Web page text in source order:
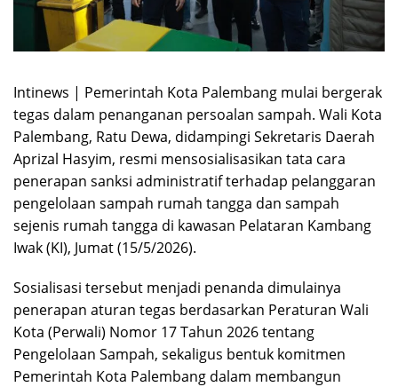
Intinews | Pemerintah Kota Palembang mulai bergerak
tegas dalam penanganan persoalan sampah. Wali Kota
Palembang, Ratu Dewa, didampingi Sekretaris Daerah
Aprizal Hasyim, resmi mensosialisasikan tata cara
penerapan sanksi administratif terhadap pelanggaran
pengelolaan sampah rumah tangga dan sampah
sejenis rumah tangga di kawasan Pelataran Kambang
Iwak (KI), Jumat (15/5/2026).
Sosialisasi tersebut menjadi penanda dimulainya
penerapan aturan tegas berdasarkan Peraturan Wali
Kota (Perwali) Nomor 17 Tahun 2026 tentang
Pengelolaan Sampah, sekaligus bentuk komitmen
Pemerintah Kota Palembang dalam membangun